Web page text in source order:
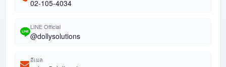
02-105-4034
LINE Official
@dollysolutions
อีเมล